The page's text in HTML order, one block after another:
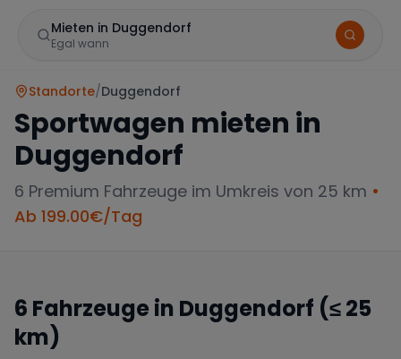
Mieten in Duggendorf
Egal wann
Standorte/Duggendorf
Sportwagen mieten in
Duggendorf
6 Premium Fahrzeuge im Umkreis von 25 km •
Ab 199.00€/Tag
6 Fahrzeuge in Duggendorf (≤ 25
km)